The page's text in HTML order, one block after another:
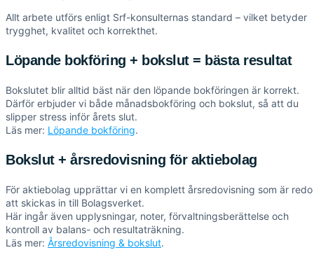
Allt arbete utförs enligt Srf-konsulternas standard – vilket betyder
trygghet, kvalitet och korrekthet.
Löpande bokföring + bokslut = bästa resultat
Bokslutet blir alltid bäst när den löpande bokföringen är korrekt.
Därför erbjuder vi både månadsbokföring och bokslut, så att du
slipper stress inför årets slut.
Läs mer: Löpande bokföring.
Bokslut + årsredovisning för aktiebolag
För aktiebolag upprättar vi en komplett årsredovisning som är redo
att skickas in till Bolagsverket.
Här ingår även upplysningar, noter, förvaltningsberättelse och
kontroll av balans- och resultaträkning.
Läs mer: Årsredovisning & bokslut.